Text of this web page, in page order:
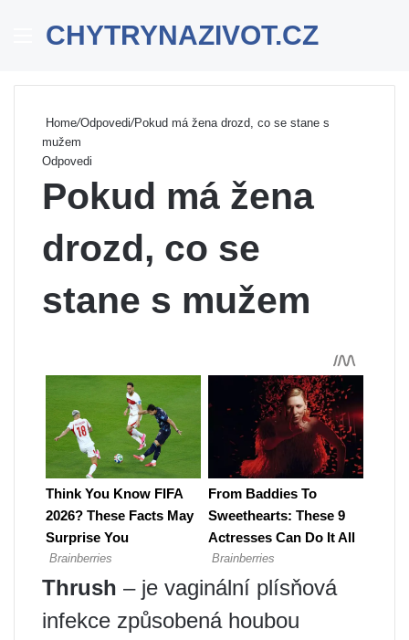
Menu
CHYTRYNAZIVOT.CZ
Home/Odpovedi/Pokud má žena drozd, co se stane s
mužem
Odpovedi
Pokud má žena
drozd, co se
stane s mužem
Thrush – je vaginální plísňová
infekce způsobená houbou